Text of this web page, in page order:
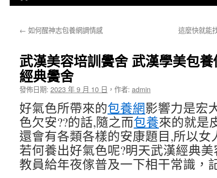
← 如何醒神志包養網調情感 這麼快就能
武漢美容培訓黌舍 武漢學美包
經典黌舍
發佈日期: 2023 年 9 月 10 日 ， 作者: admin
好氣色所帶來的包養網影響力是宏
色欠安??的話,隨之而包養來的就是
還會有各類各樣的安康題目,所以
若何養出好氣色呢?明天武漢經典
教員給年夜傢普及一下相干常識，